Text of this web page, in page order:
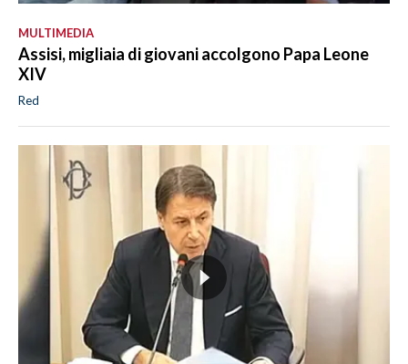
MULTIMEDIA
Assisi, migliaia di giovani accolgono Papa Leone
XIV
Red